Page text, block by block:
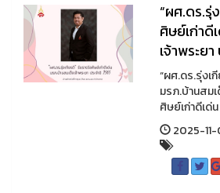
“ผศ.ดร.รุ่
ศิษย์เก่าดี
เจ้าพระย
“ผศ.ดร.รุ่งเ
มรภ.บ้านสมเ
ศิษย์เก่าดีเด่
2025-11-